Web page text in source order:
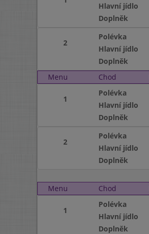
Hlavní jídlo
Doplněk
2
Polévka
Hlavní jídlo
Doplněk
Menu
Chod
1
Polévka
Hlavní jídlo
Doplněk
2
Polévka
Hlavní jídlo
Doplněk
Menu
Chod
1
Polévka
Hlavní jídlo
Doplněk